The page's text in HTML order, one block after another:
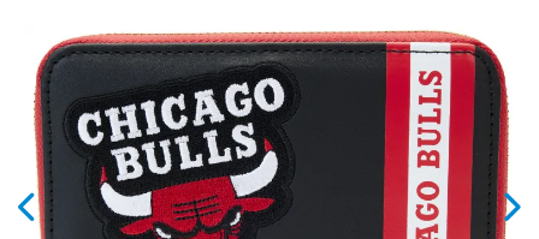
prev next